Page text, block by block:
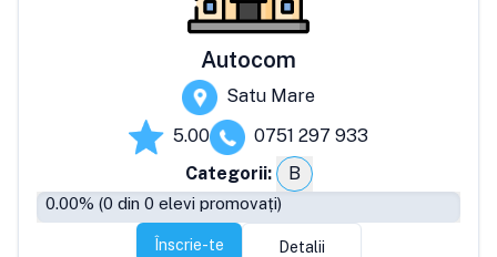
Autocom
Satu Mare
5.00
0751 297 933
Categorii:
B
0.00% (0 din 0 elevi promovați)
Înscrie-te Detalii